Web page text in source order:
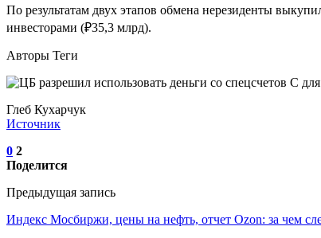
По результатам двух этапов обмена нерезиденты
инвесторами (₽35,3 млрд).
Авторы Теги
Глеб Кухарчук
Источник
0 2
Поделится
Предыдущая запись
Индекс Мосбиржи, цены на нефть, отчет Ozon: за чем